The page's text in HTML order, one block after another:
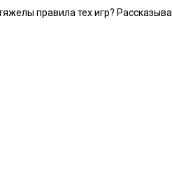
правила тех игр?